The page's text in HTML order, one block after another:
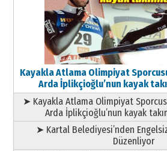
Kayakla Atlama Olimpiyat
Arda İplikçioğlu’nun kayak
➤ Kayakla Atlama Olimpiyat
Arda İplikçioğlu’nun kayak
➤ Kartal Belediyesi’nden
Düzenliyor